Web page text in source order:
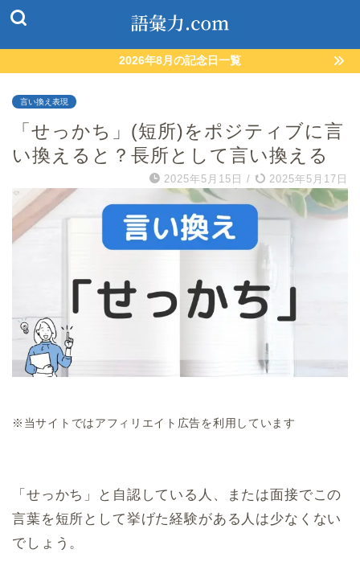
2026年8月の記念日一覧
言い換え表現
「せっかち」(短所)をポジティブに言
い換えると？長所として言い換える
2025年5月15日 / 2025年5月17日
※当サイトではアフィリエイト広告を利用しています
「せっかち」と自認している人、または面接でこの
言葉を短所として挙げた経験がある人は少なくない
でしょう。